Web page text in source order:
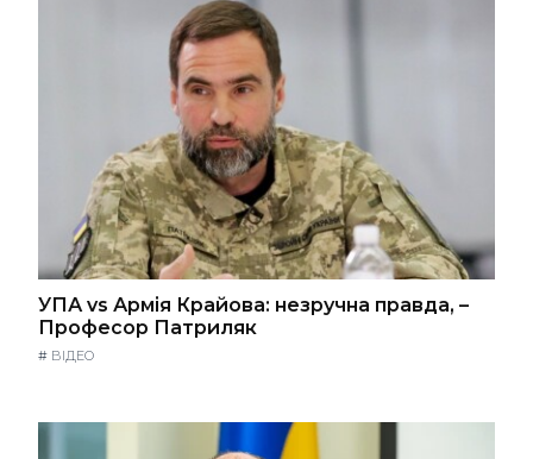
УПА vs Армія Крайова: незручна правда, –
Професор Патриляк
# ВІДЕО